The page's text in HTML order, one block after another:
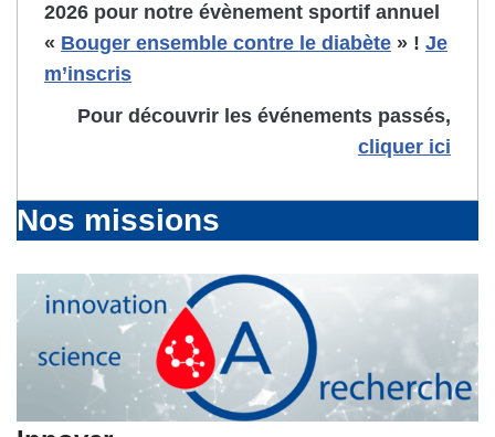
2026 pour notre évènement sportif annuel
« Bouger ensemble contre le diabète » ! Je
m’inscris
Pour découvrir les événements passés,
cliquer ici
Nos missions